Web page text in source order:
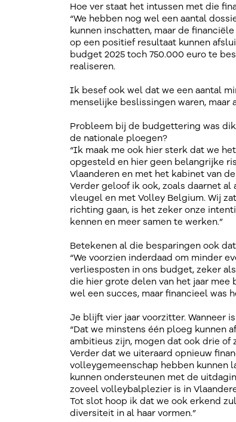
Hoe ver staat het intussen met die
“We hebben nog wel een aantal
kunnen inschatten, maar de
op een positief resultaat kunnen
budget 2025 toch 750.000 euro te
realiseren.
Ik besef ook wel dat we een aantal
menselijke beslissingen waren, maar
Probleem bij de budgettering was
de nationale ploegen?
“Ik maak me ook hier sterk dat we
opgesteld en hier geen belangrijke
Vlaanderen en met het kabinet van
Verder geloof ik ook, zoals daarnet
vleugel en met Volley Belgium. Wij
richting gaan, is het zeker onze
kennen en meer samen te werken.”
Betekenen al die besparingen ook
“We voorzien inderdaad om minder
verliesposten in ons budget, zeker
die hier grote delen van het jaar mee
wel een succes, maar financieel was
Je blijft vier jaar voorzitter. Wanneer
“Dat we minstens één ploeg kunnen
ambitieus zijn, mogen dat ook drie of
Verder dat we uiteraard opnieuw
volleygemeenschap hebben kunnen
kunnen ondersteunen met de
zoveel volleybalplezier is in
Tot slot hoop ik dat we ook erkend
diversiteit in al haar vormen.”